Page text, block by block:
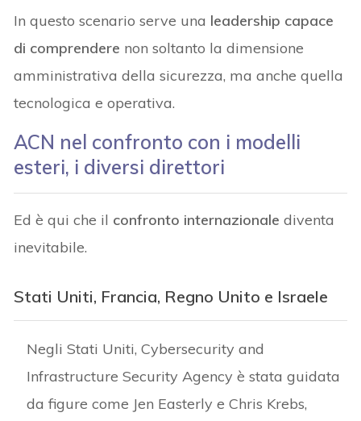
In questo scenario serve una leadership capace
di comprendere non soltanto la dimensione
amministrativa della sicurezza, ma anche quella
tecnologica e operativa.
ACN nel confronto con i modelli
esteri, i diversi direttori
Ed è qui che il confronto internazionale diventa
inevitabile.
Stati Uniti, Francia, Regno Unito e Israele
Negli Stati Uniti, Cybersecurity and
Infrastructure Security Agency è stata guidata
da figure come Jen Easterly e Chris Krebs,